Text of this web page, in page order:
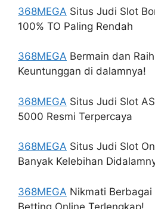
368MEGA Situs Judi Slot
100% TO Paling Rendah
368MEGA Bermain dan
Keuntunggan di dalamnya!
368MEGA Situs Judi Slot
5000 Resmi Terpercaya
368MEGA Situs Judi Slot
Banyak Kelebihan
368MEGA Nikmati
Betting Online Terlengkap!